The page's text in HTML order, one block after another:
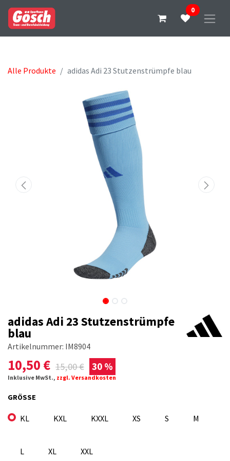
0
Alle Produkte adidas Adi 23 Stutzenstrümpfe blau
adidas Adi 23 Stutzenstrümpfe
blau
Artikelnummer: IM8904
10,50 € 15,00€ 30 %
Inklusive MwSt., zzgl. Versandkosten
GRÖSSE
KL KXL KXXL XS S M
L XL XXL